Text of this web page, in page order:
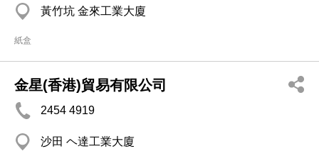
黃竹坑 金來工業大廈
紙盒
金星(香港)貿易有限公司
2454 4919
沙田 ヘ達工業大廈